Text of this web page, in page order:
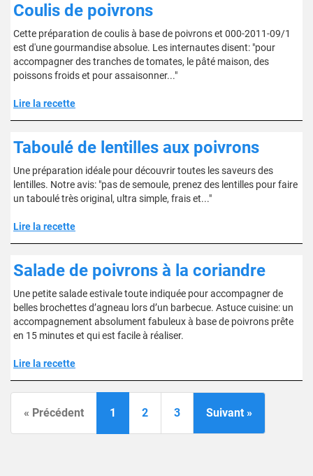
Coulis de poivrons
Cette préparation de coulis à base de poivrons et 000-2011-09/1
est d'une gourmandise absolue. Les internautes disent: "pour
accompagner des tranches de tomates, le pâté maison, des
poissons froids et pour assaisonner..."
Lire la recette
Taboulé de lentilles aux poivrons
Une préparation idéale pour découvrir toutes les saveurs des
lentilles. Notre avis: "pas de semoule, prenez des lentilles pour faire
un taboulé très original, ultra simple, frais et..."
Lire la recette
Salade de poivrons à la coriandre
Une petite salade estivale toute indiquée pour accompagner de
belles brochettes d’agneau lors d’un barbecue. Astuce cuisine: un
accompagnement absolument fabuleux à base de poivrons prête
en 15 minutes et qui est facile à réaliser.
Lire la recette
« Précédent 1 2 3 Suivant »